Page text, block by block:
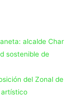
alcalde Char
sostenible de
del Zonal de